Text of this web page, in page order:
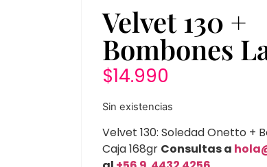
Velvet 130 +
Bombones
$14.990
Sin existencias
Velvet 130: Soledad Onetto +
Caja 168gr Consultas a